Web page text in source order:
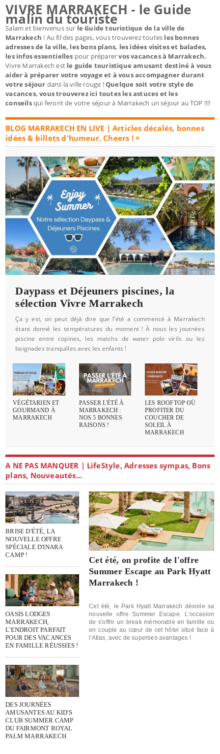
VIVRE MARRAKECH - le Guide
malin du touriste
Salam et bienvenus sur le Guide touristique de la ville de
Marrakech ! Au fil des pages, vous trouverez toutes les bonnes
adresses de la ville, les bons plans, les idées visites et balades,
les infos essentielles pour préparervos vacances à Marrakech.
Vivre Marrakech estle guide touristique amusant destiné à vous
aider à préparer votre voyage et à vous accompagner durant
votre séjour dans la ville rouge !Quelque soit votre style de
vacances, vous trouverez ici toutes les astuces et les
conseilsqui feront de votre séjour à Marrakech un séjour au TOP !!!!
BLOG MARRAKECH EN LIVE | Articles décalés, bonnes
idées & billets d'humeur. Cheers ! =
Daypass et Déjeuners piscines, la
sélection Vivre Marrakech
Ça y est, on peut déjà dire que l’été a commencé à Marrakech
étant donné les températures du moment ! À nous les journées
piscine entre copines, les matchs de water polo virils ou les
baignades tranquilles avec les enfants !
VÉGÉTARIEN ET
GOURMAND À
MARRAKECH
PASSER L'ÉTÉ À
MARRAKECH :
NOS 5 BONNES
RAISONS !
LES ROOFTOP OÙ
PROFITER DU
COUCHER DE
SOLEIL À
MARRAKECH
A NE PAS MANQUER | LifeStyle, Adresses sympas, Bons
plans, Nouveautés...
BRISE D'ÉTÉ, LA
NOUVELLE OFFRE
SPÉCIALE D'INARA
CAMP !
OASIS LODGES
MARRAKECH,
L'ENDROIT PARFAIT
POUR DES VACANCES
EN FAMILLE RÉUSSIES !
DES JOURNÉES
AMUSANTES AU KID'S
CLUB SUMMER CAMP
DU FAIRMONT ROYAL
PALM MARRAKECH
Cet été, on profite de l'offre
Summer Escape au Park Hyatt
Marrakech !
Cet été, le Park Hyatt Marrakech dévoile sa
nouvelle offre Summer Escape. L’occasion
de s'offrir un break mémorable en famille ou
en couple au cœur de cet hôtel situé face à
l'Atlas, avec de superbes avantages !